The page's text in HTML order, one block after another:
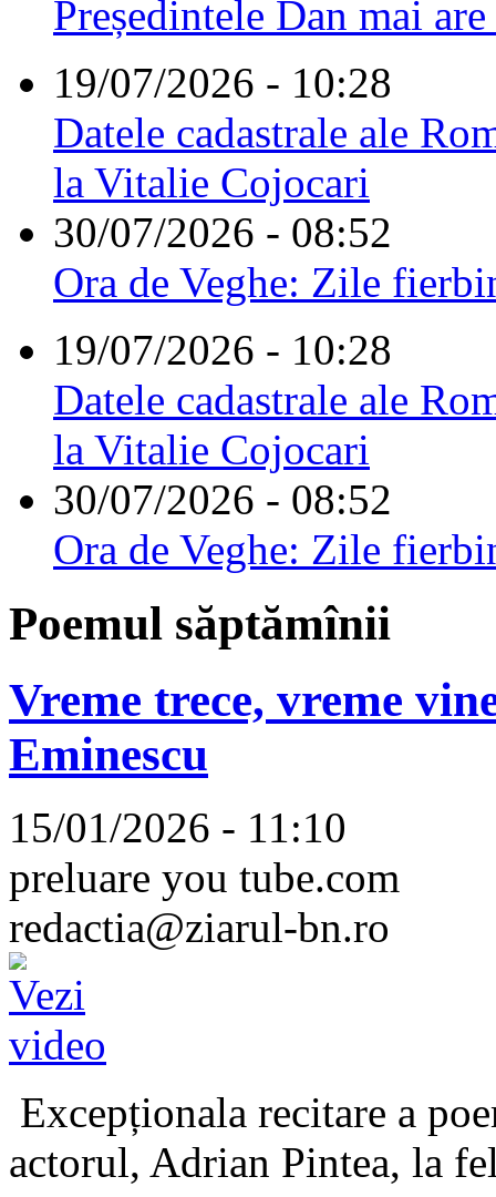
Președintele Dan mai
19/07/2026 - 10:28
Datele cadastrale ale
la Vitalie Cojocari
30/07/2026 - 08:52
Ora de Veghe: Zile
19/07/2026 - 10:28
Datele cadastrale ale
la Vitalie Cojocari
30/07/2026 - 08:52
Ora de Veghe: Zile
Poemul săptămînii
Vreme trece, vreme
Eminescu
15/01/2026 - 11:10
preluare you tube.com
redactia@ziarul-bn.ro
Excepționala recitare a
actorul, Adrian Pintea, la